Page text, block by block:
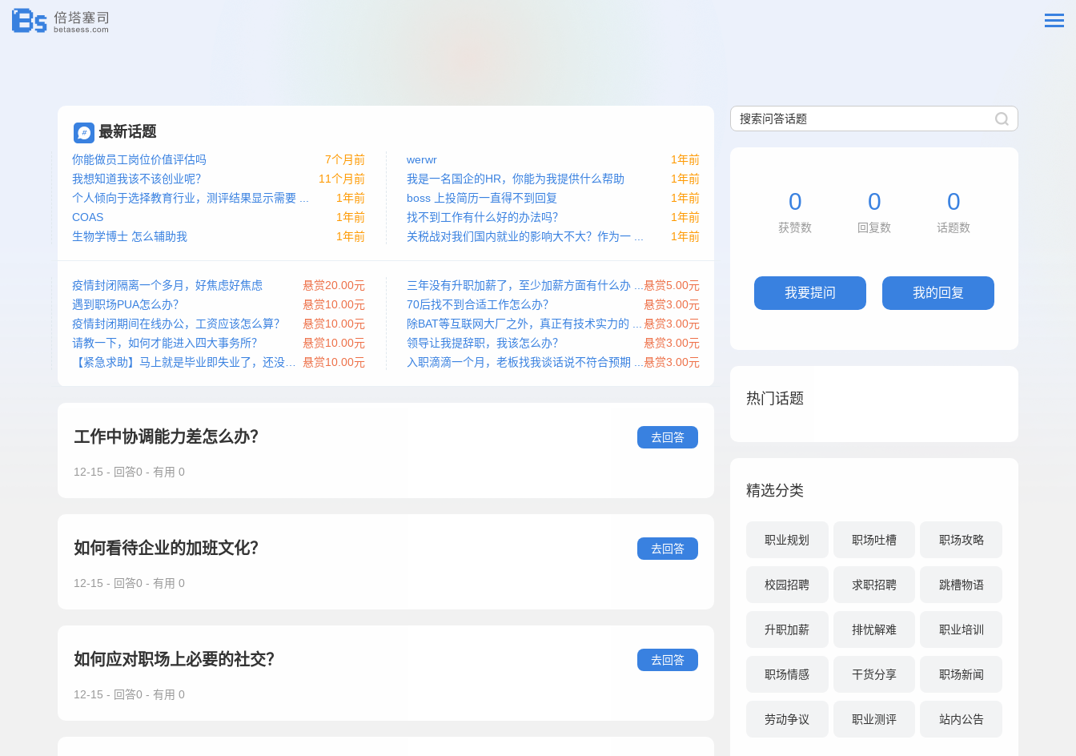
最新话题
7个月前
你能做员工岗位价值评估吗
11个月前
我想知道我该不该创业呢？
1年前
个人倾向于选择教育行业，测评结果显示需要 ...
1年前
COAS
1年前
生物学博士 怎么辅助我
1年前
werwr
1年前
我是一名国企的HR，你能为我提供什么帮助
1年前
boss 上投简历一直得不到回复
1年前
找不到工作有什么好的办法吗？
1年前
关税战对我们国内就业的影响大不大？作为一 ...
悬赏20.00元
疫情封闭隔离一个多月，好焦虑好焦虑
悬赏10.00元
遇到职场PUA怎么办？
悬赏10.00元
疫情封闭期间在线办公，工资应该怎么算？
悬赏10.00元
请教一下，如何才能进入四大事务所？
悬赏10.00元
悬赏5.00元
三年没有升职加薪了，至少加薪方面有什么办 ...
悬赏3.00元
70后找不到合适工作怎么办？
悬赏3.00元
除BAT等互联网大厂之外，真正有技术实力的 ...
悬赏3.00元
领导让我提辞职，我该怎么办？
悬赏3.00元
入职滴滴一个月，老板找我谈话说不符合预期 ...
工作中协调能力差怎么办？ 去回答
12-15 - 回答0 - 有用 0
如何看待企业的加班文化？ 去回答
12-15 - 回答0 - 有用 0
如何应对职场上必要的社交？ 去回答
12-15 - 回答0 - 有用 0
0
获赞数
0
回复数
0
话题数
我要提问 我的回复
热门话题
精选分类
职业规划 职场吐槽 职场攻略
校园招聘 求职招聘 跳槽物语
升职加薪 排忧解难 职业培训
职场情感 干货分享 职场新闻
劳动争议 职业测评 站内公告